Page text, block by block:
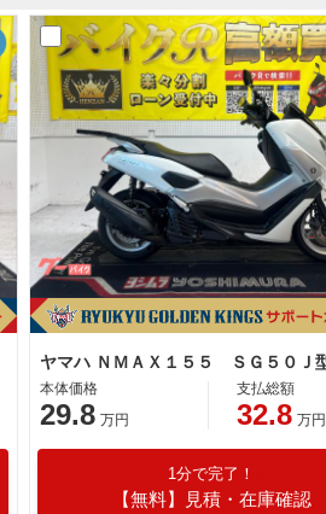
本体価格
29.8 万円
支払総額
32.8 万円
1分で完了！
【無料】見積・在庫確認